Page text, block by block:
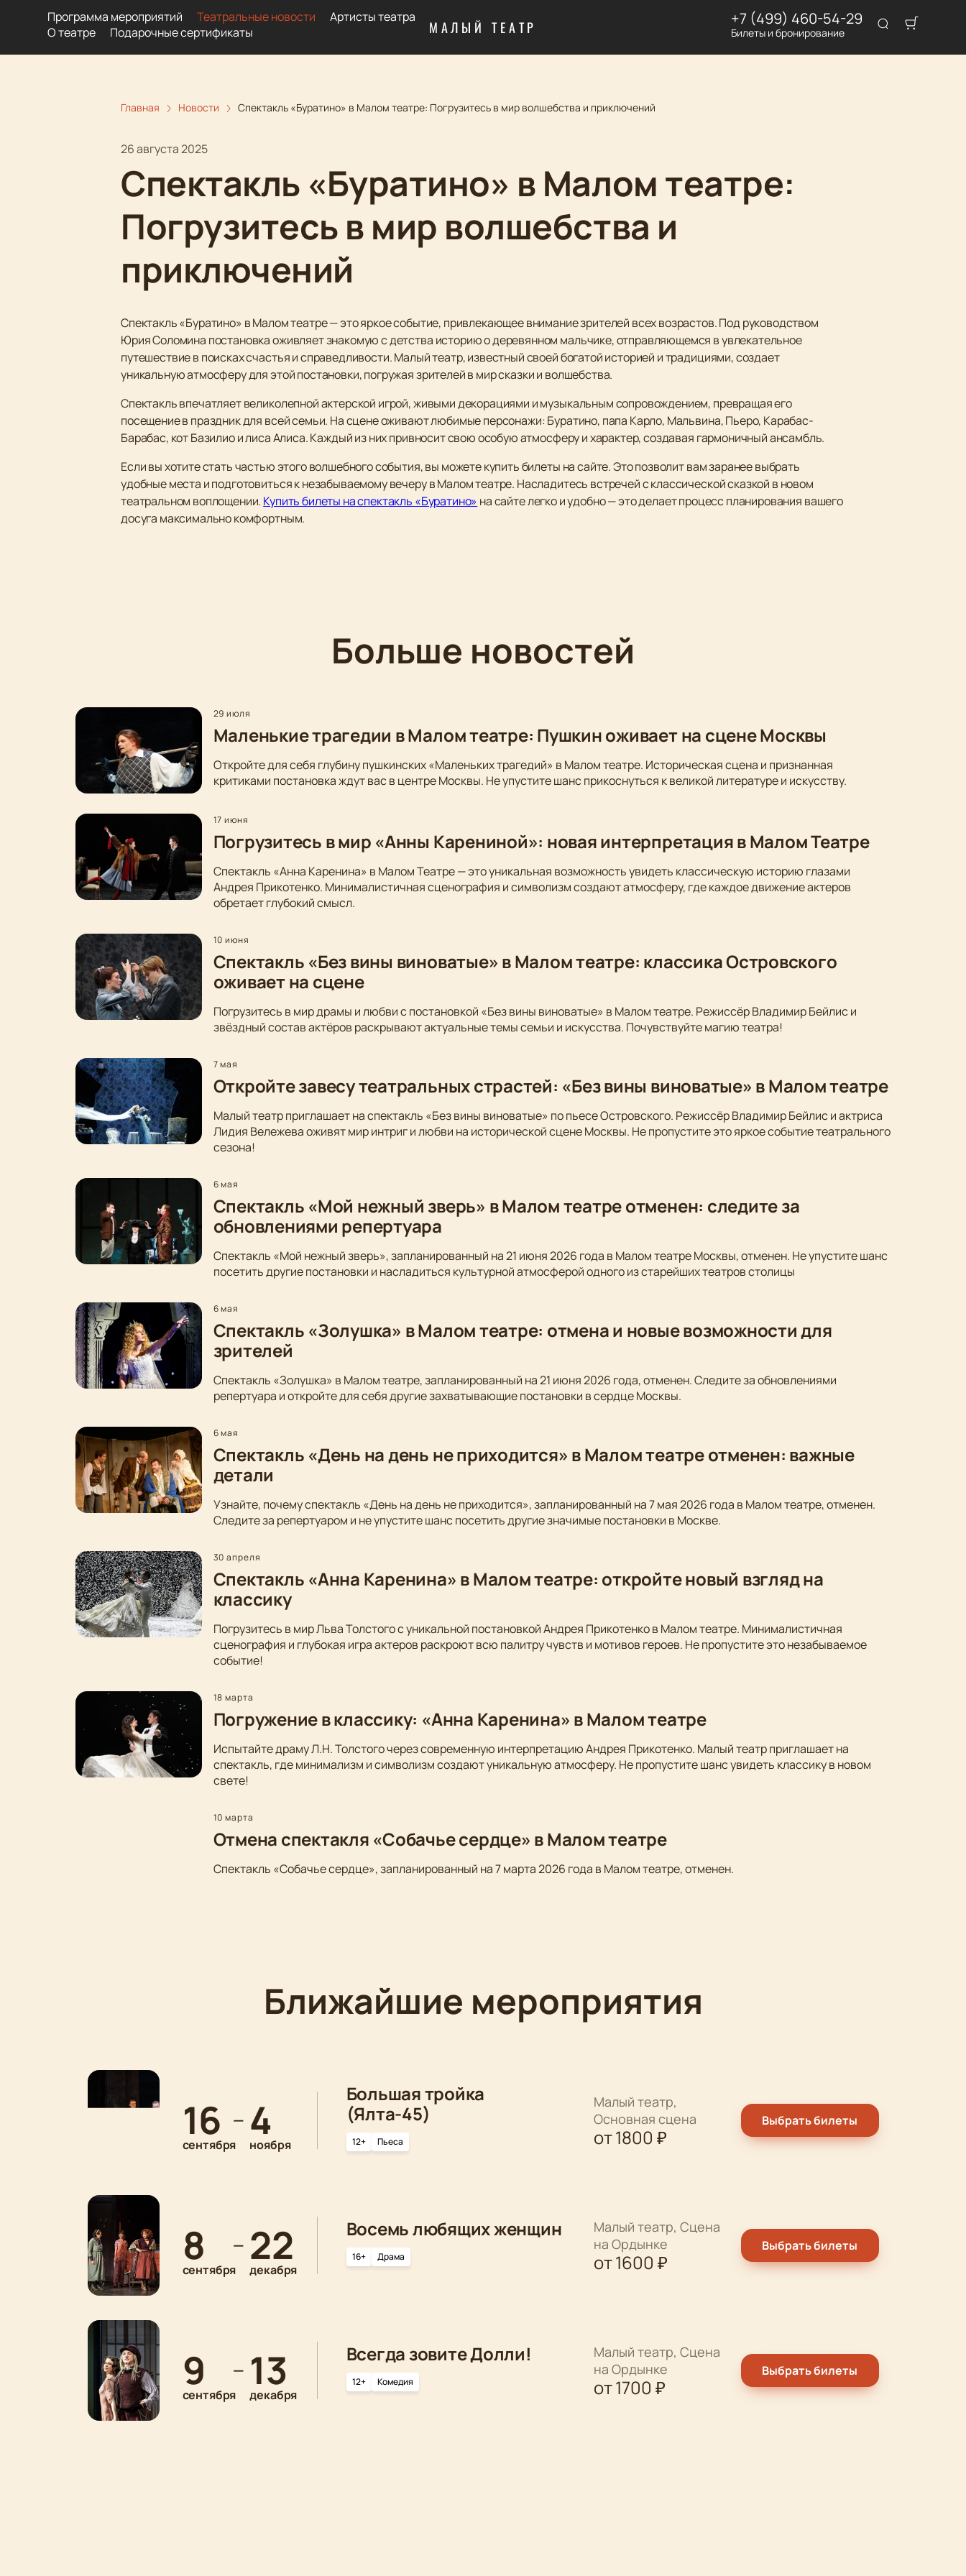
МАЛЫЙ ТЕАТР
Программа мероприятий Театральные новости
Артисты театра
О театре
Подарочные сертификаты
+7 (499) 460-54-29
Билеты и бронирование
Главная Новости Спектакль «Буратино» в Малом театре: Погрузитесь в мир волшебства и приключений
26 августа 2025
Спектакль «Буратино» в Малом театре:
Погрузитесь в мир волшебства и
приключений
Спектакль «Буратино» в Малом театре — это яркое событие, привлекающее внимание зрителей всех возрастов. Под руководством
Юрия Соломина постановка оживляет знакомую с детства историю о деревянном мальчике, отправляющемся в увлекательное
путешествие в поисках счастья и справедливости. Малый театр, известный своей богатой историей и традициями, создает
уникальную атмосферу для этой постановки, погружая зрителей в мир сказки и волшебства.
Спектакль впечатляет великолепной актерской игрой, живыми декорациями и музыкальным сопровождением, превращая его
посещение в праздник для всей семьи. На сцене оживают любимые персонажи: Буратино, папа Карло, Мальвина, Пьеро, Карабас-
Барабас, кот Базилио и лиса Алиса. Каждый из них привносит свою особую атмосферу и характер, создавая гармоничный ансамбль.
Если вы хотите стать частью этого волшебного события, вы можете купить билеты на сайте. Это позволит вам заранее выбрать
удобные места и подготовиться к незабываемому вечеру в Малом театре. Насладитесь встречей с классической сказкой в новом
театральном воплощении. Купить билеты на спектакль «Буратино» на сайте легко и удобно — это делает процесс планирования вашего
досуга максимально комфортным.
Больше новостей
29 июля
Маленькие трагедии в Малом театре: Пушкин оживает на сцене Москвы
Откройте для себя глубину пушкинских «Маленьких трагедий» в Малом театре. Историческая сцена и признанная
критиками постановка ждут вас в центре Москвы. Не упустите шанс прикоснуться к великой литературе и искусству.
17 июня
Погрузитесь в мир «Анны Карениной»: новая интерпретация в Малом Театре
Спектакль «Анна Каренина» в Малом Театре — это уникальная возможность увидеть классическую историю глазами
Андрея Прикотенко. Минималистичная сценография и символизм создают атмосферу, где каждое движение актеров
обретает глубокий смысл.
10 июня
Спектакль «Без вины виноватые» в Малом театре: классика Островского
оживает на сцене
Погрузитесь в мир драмы и любви с постановкой «Без вины виноватые» в Малом театре. Режиссёр Владимир Бейлис и
звёздный состав актёров раскрывают актуальные темы семьи и искусства. Почувствуйте магию театра!
7 мая
Откройте завесу театральных страстей: «Без вины виноватые» в Малом театре
Малый театр приглашает на спектакль «Без вины виноватые» по пьесе Островского. Режиссёр Владимир Бейлис и актриса
Лидия Вележева оживят мир интриг и любви на исторической сцене Москвы. Не пропустите это яркое событие театрального
сезона!
6 мая
Спектакль «Мой нежный зверь» в Малом театре отменен: следите за
обновлениями репертуара
Спектакль «Мой нежный зверь», запланированный на 21 июня 2026 года в Малом театре Москвы, отменен. Не упустите шанс
посетить другие постановки и насладиться культурной атмосферой одного из старейших театров столицы
6 мая
Спектакль «Золушка» в Малом театре: отмена и новые возможности для
зрителей
Спектакль «Золушка» в Малом театре, запланированный на 21 июня 2026 года, отменен. Следите за обновлениями
репертуара и откройте для себя другие захватывающие постановки в сердце Москвы.
6 мая
Спектакль «День на день не приходится» в Малом театре отменен: важные
детали
Узнайте, почему спектакль «День на день не приходится», запланированный на 7 мая 2026 года в Малом театре, отменен.
Следите за репертуаром и не упустите шанс посетить другие значимые постановки в Москве.
30 апреля
Спектакль «Анна Каренина» в Малом театре: откройте новый взгляд на
классику
Погрузитесь в мир Льва Толстого с уникальной постановкой Андрея Прикотенко в Малом театре. Минималистичная
сценография и глубокая игра актеров раскроют всю палитру чувств и мотивов героев. Не пропустите это незабываемое
событие!
18 марта
Погружение в классику: «Анна Каренина» в Малом театре
Испытайте драму Л.Н. Толстого через современную интерпретацию Андрея Прикотенко. Малый театр приглашает на
спектакль, где минимализм и символизм создают уникальную атмосферу. Не пропустите шанс увидеть классику в новом
свете!
10 марта
Отмена спектакля «Собачье сердце» в Малом театре
Спектакль «Собачье сердце», запланированный на 7 марта 2026 года в Малом театре, отменен.
Ближайшие мероприятия
16
сентября
— 4
ноября
Большая тройка
(Ялта-45)
12+ Пьеса
Малый театр,
Основная сцена
от1800 ₽
Выбрать билеты
8
сентября
— 22
декабря
Восемь любящих женщин
16+ Драма
Малый театр, Сцена
на Ордынке
от1600 ₽
Выбрать билеты
9
сентября
— 13
декабря
Всегда зовите Долли!
12+ Комедия
Малый театр, Сцена
на Ордынке
от1700 ₽
Выбрать билеты